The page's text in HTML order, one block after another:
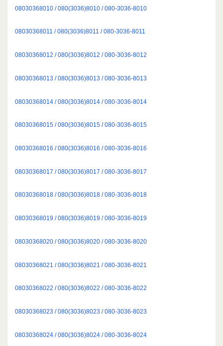
08030368010 / 080(3036)8010 / 080-3036-8010
08030368011 / 080(3036)8011 / 080-3036-8011
08030368012 / 080(3036)8012 / 080-3036-8012
08030368013 / 080(3036)8013 / 080-3036-8013
08030368014 / 080(3036)8014 / 080-3036-8014
08030368015 / 080(3036)8015 / 080-3036-8015
08030368016 / 080(3036)8016 / 080-3036-8016
08030368017 / 080(3036)8017 / 080-3036-8017
08030368018 / 080(3036)8018 / 080-3036-8018
08030368019 / 080(3036)8019 / 080-3036-8019
08030368020 / 080(3036)8020 / 080-3036-8020
08030368021 / 080(3036)8021 / 080-3036-8021
08030368022 / 080(3036)8022 / 080-3036-8022
08030368023 / 080(3036)8023 / 080-3036-8023
08030368024 / 080(3036)8024 / 080-3036-8024